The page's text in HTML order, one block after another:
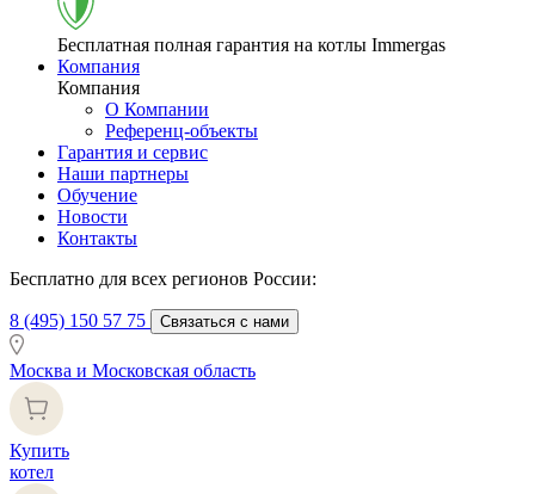
Бесплатная полная гарантия на котлы Immergas
Компания
Компания
О Компании
Референц-объекты
Гарантия и сервис
Наши партнеры
Обучение
Новости
Контакты
Бесплатно для всех регионов России:
8 (495) 150 57 75 Связаться с нами
Москва и Московская область
Купить
котел